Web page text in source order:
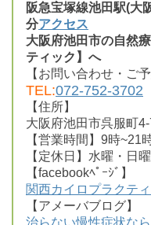
阪急宝塚線池田駅(大
分アクセス
大阪府池田市の自然
ティック】へ
【お問い合わせ・ご予
TEL:072-752-3702
【住所】
大阪府池田市呉服町
【営業時間】9時~21
【定休日】水曜・日曜
【facebookﾍﾟｰｼﾞ】
関西カイロプラクテ
【アメーバブログ】